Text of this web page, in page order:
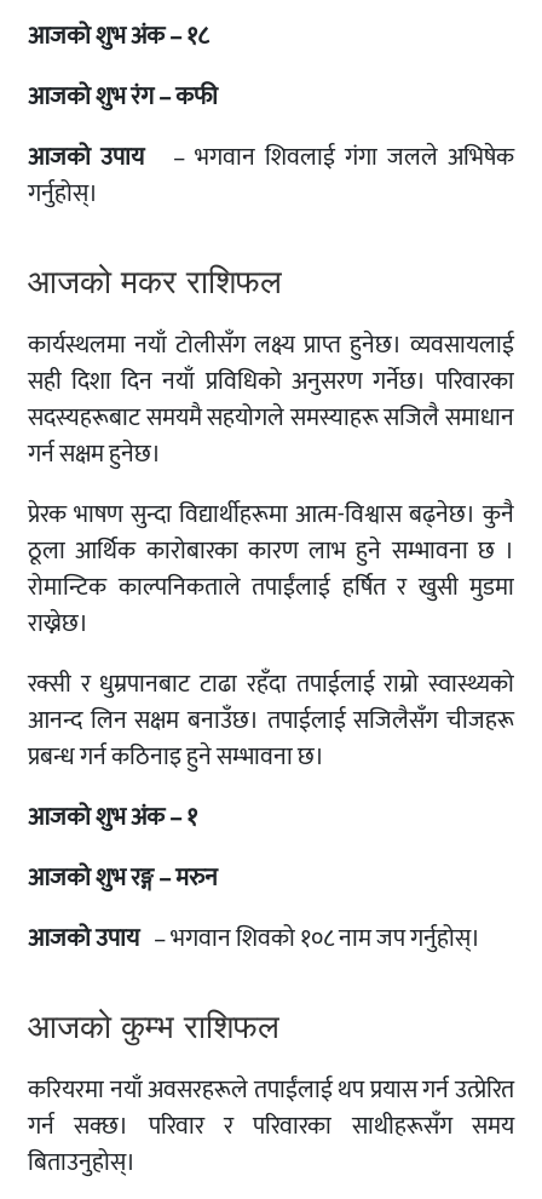
आजको शुभ अंक – १८
आजको शुभ रंग – कफी
आजको उपाय – भगवान शिवलाई गंगा जलले अभिषेक
गर्नुहोस्।
आजको मकर राशिफल
कार्यस्थलमा नयाँ टोलीसँग लक्ष्य प्राप्त हुनेछ। व्यवसायलाई
सही दिशा दिन नयाँ प्रविधिको अनुसरण गर्नेछ। परिवारका
सदस्यहरूबाट समयमै सहयोगले समस्याहरू सजिलै समाधान
गर्न सक्षम हुनेछ।
प्रेरक भाषण सुन्दा विद्यार्थीहरूमा आत्म-विश्वास बढ्नेछ। कुनै
ठूला आर्थिक कारोबारका कारण लाभ हुने सम्भावना छ ।
रोमान्टिक काल्पनिकताले तपाईंलाई हर्षित र खुसी मुडमा
राख्नेछ।
रक्सी र धुम्रपानबाट टाढा रहँदा तपाईलाई राम्रो स्वास्थ्यको
आनन्द लिन सक्षम बनाउँछ। तपाईलाई सजिलैसँग चीजहरू
प्रबन्ध गर्न कठिनाइ हुने सम्भावना छ।
आजको शुभ अंक – १
आजको शुभ रङ्ग – मरुन
आजको उपाय – भगवान शिवको १०८ नाम जप गर्नुहोस्।
आजको कुम्भ राशिफल
करियरमा नयाँ अवसरहरूले तपाईंलाई थप प्रयास गर्न उत्प्रेरित
गर्न सक्छ। परिवार र परिवारका साथीहरूसँग समय
बिताउनुहोस्।